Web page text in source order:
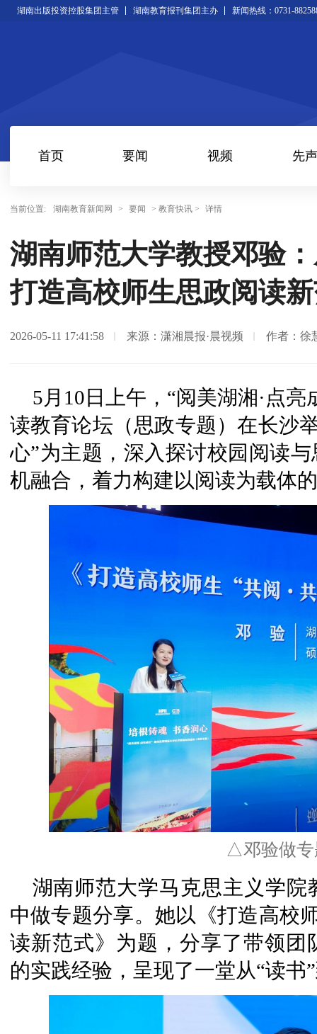
湖南出版投资控股集团主管 湖南教育报刊集团主办 新闻热线：0731-
首页 要闻 视频 先声
当前位置: 湖南教育新闻网 > 要闻 > 教育快讯 > 详情
湖南师范大学教授邓验
打造高校师生思政阅读
2026-05-11 17:41:58 来源：潇湘晨报·晨视频 作者：徐
5月10日上午，“阅美湖湘·点
读教育论坛（思政专题）在长沙
心”为主题，深入探讨校园阅读
机融合，着力构建以阅读为载体
△邓验做专
湖南师范大学马克思主义学
中做专题分享。她以《打造高校
读新范式》为题，分享了带领
的实践经验，呈现了一堂从“读书